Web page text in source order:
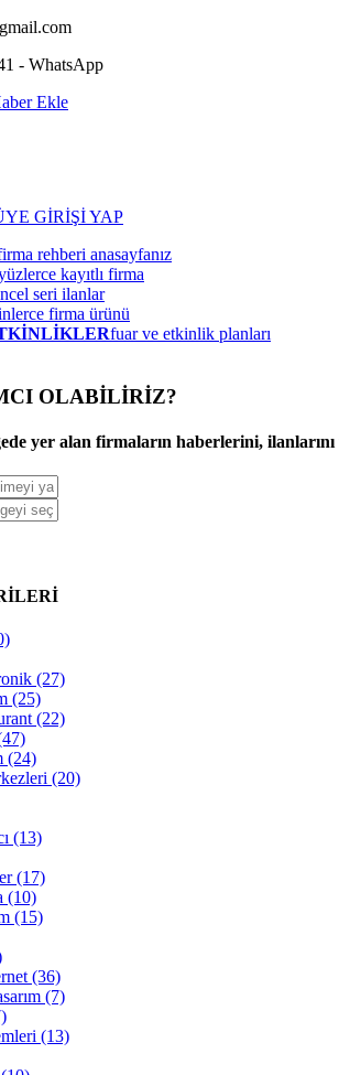
- WhatsApp
GİRİŞİ YAP
rehberi anasayfanız
kayıtlı firma
seri ilanlar
firma ürünü
fuar ve etkinlik planları
OLABİLİRİZ?
yer alan firmaların haberlerini,
(27)
(25)
(22)
(24)
(20)
(13)
(17)
(10)
(15)
(36)
(7)
(13)